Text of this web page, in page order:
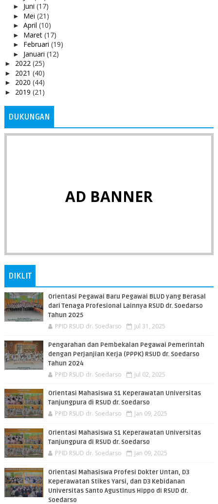
► Juni (17)
► Mei (21)
► April (10)
► Maret (17)
► Februari (19)
► Januari (12)
► 2022 (25)
► 2021 (40)
► 2020 (44)
► 2019 (21)
DUKUNGAN
AD BANNER
DIKLIT
Orientasi Pegawai Baru Pegawai BLUD yang Berasal
dari Tenaga Profesional Lainnya RSUD dr. Soedarso
Tahun 2025
PPID RSUD dr. Soedarso Jul 31, 2025
Pengarahan dan Pembekalan Pegawai Pemerintah
dengan Perjanjian Kerja (PPPK) RSUD dr. Soedarso
Tahun 2024
PPID RSUD dr. Soedarso Jul 02, 2025
Orientasi Mahasiswa S1 Keperawatan Universitas
Tanjungpura di RSUD dr. Soedarso
PPID RSUD dr. Soedarso Jan 09, 2025
Orientasi Mahasiswa S1 Keperawatan Universitas
Tanjungpura di RSUD dr. Soedarso
PPID RSUD dr. Soedarso Jan 09, 2025
Orientasi Mahasiswa Profesi Dokter Untan, D3
Keperawatan Stikes Yarsi, dan D3 Kebidanan
Universitas Santo Agustinus Hippo di RSUD dr.
Soedarso